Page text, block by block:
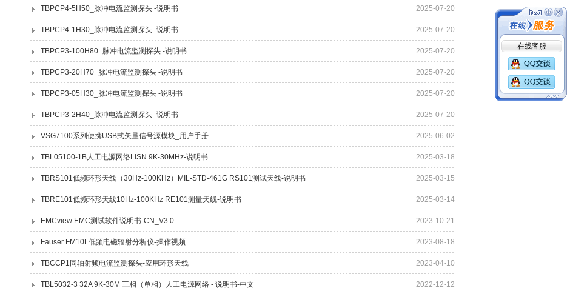
2025-07-20
TBPCP4-5H50_脉冲电流监测探头 -说明书
2025-07-20
TBPCP4-1H30_脉冲电流监测探头 -说明书
2025-07-20
TBPCP3-100H80_脉冲电流监测探头 -说明书
2025-07-20
TBPCP3-20H70_脉冲电流监测探头 -说明书
2025-07-20
TBPCP3-05H30_脉冲电流监测探头 -说明书
2025-07-20
TBPCP3-2H40_脉冲电流监测探头 -说明书
2025-06-02
VSG7100系列便携USB式矢量信号源模块_用户手册
2025-03-18
TBL05100-1B人工电源网络LISN 9K-30MHz-说明书
2025-03-15
TBRS101低频环形天线（30Hz-100KHz）MIL-STD-461G RS101测试天线-说明书
2025-03-14
TBRE101低频环形天线10Hz-100KHz RE101测量天线-说明书
2023-10-21
EMCview EMC测试软件说明书-CN_V3.0
2023-08-18
Fauser FM10L低频电磁辐射分析仪-操作视频
2023-04-10
TBCCP1同轴射频电流监测探头-应用环形天线
2022-12-12
TBL5032-3 32A 9K-30M 三相（单相）人工电源网络 - 说明书-中文
在线客服